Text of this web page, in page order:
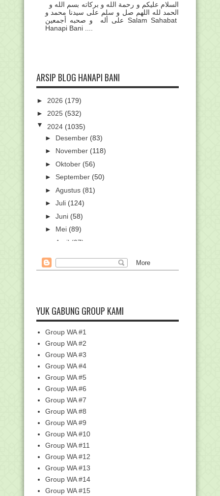
الحمد لله اللهم صل و سلم على سيدنا محمد و
على أله و صحبه أجمعين Salam Sahabat
Hanapi Bani ....
ARSIP BLOG HANAPI BANI
► 2026 (179)
► 2025 (532)
▼ 2024 (1035)
► Desember (83)
► November (118)
► Oktober (56)
► September (50)
► Agustus (81)
► Juli (124)
► Juni (58)
► Mei (89)
April (97)
Potret Masjid Raya Sheikh Zayed Solo,
Yuk Pasang Twibbon "Jangan Lupa
Absen SIMPATIKA" t...
Permendikbudrestek No.12 Tahun 2024
tentang Kuriku...
Daftar Pegawai Non ASN Kemenag
Yang Terdata Di Dat...
Kisah Ember Bocor dan Tadarus Al-
Quran tanpa Menge...
Juknis Bantuan Rehabilitasi Ruang
Belajar Pendidik...
Pemutakhiran Data Tenaga Non ASN
Kementerian Agama
Do'a Puasa Ramadhan Hari ke-19,
Lengkap dengan Art...
Kumpulan Kunci Jawaban Pelatihan
PINTAR Kemenag Pe...
Kunci Jawaban - 3.11 Perlindungan
Perkawinan dan K...
YUK GABUNG GROUP KAMI
Group WA #1
Group WA #2
Group WA #3
Group WA #4
Group WA #5
Group WA #6
Group WA #7
Group WA #8
Group WA #9
Group WA #10
Group WA #11
Group WA #12
Group WA #13
Group WA #14
Group WA #15